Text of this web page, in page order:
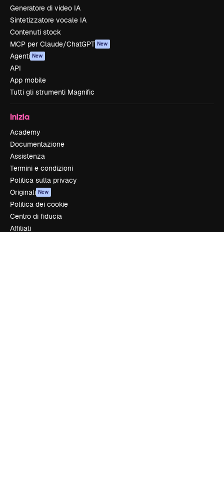
Generatore di video IA
Sintetizzatore vocale IA
Contenuti stock
MCP per Claude/ChatGPT New
Agenti New
API
App mobile
Tutti gli strumenti Magnific
Inizia
Academy
Documentazione
Assistenza
Termini e condizioni
Politica sulla privacy
Originali New
Politica dei cookie
Centro di fiducia
Affiliati